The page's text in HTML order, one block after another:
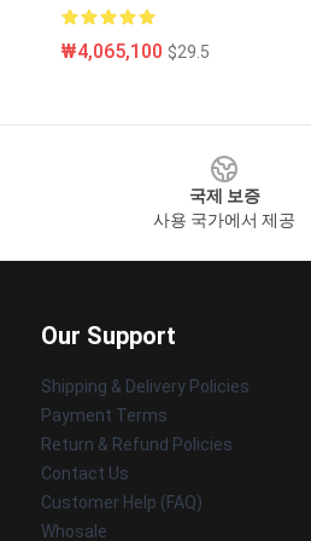
₩4,065,100 $29.5
국제 보증
사용 국가에서 제공
Our Support
Shipping & Delivery Policies
Payment Terms
Return & Refund Policies
Contact Us
Customer Help (FAQ)
Whosale